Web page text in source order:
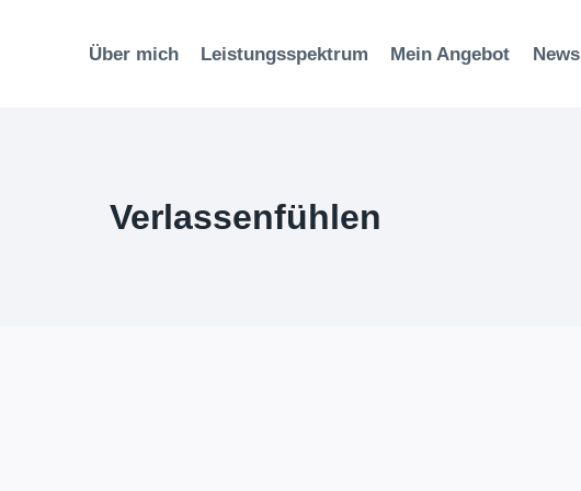
Über mich Leistungsspektrum Mein Angebot News
Verlassenfühlen